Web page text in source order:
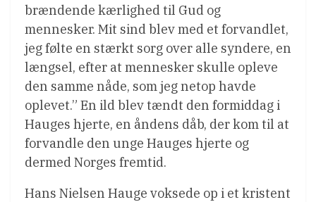
brændende kærlighed til Gud og
mennesker. Mit sind blev med et forvandlet,
jeg følte en stærkt sorg over alle syndere, en
længsel, efter at mennesker skulle opleve
den samme nåde, som jeg netop havde
oplevet.” En ild blev tændt den formiddag i
Hauges hjerte, en åndens dåb, der kom til at
forvandle den unge Hauges hjerte og
dermed Norges fremtid.
Hans Nielsen Hauge voksede op i et kristent